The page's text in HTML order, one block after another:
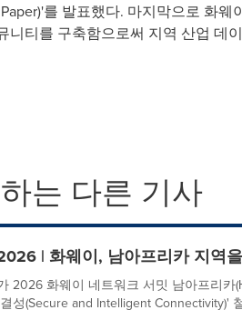
를 발표했다. 마지막으로 화
니티를 구축함으로써 지역 산업 데
는 다른 기사
| 화웨이, 남아프리카 지역
2026 화웨이 네트워크 서밋 남아프리
성(Secure and Intelligent Connectivity)'